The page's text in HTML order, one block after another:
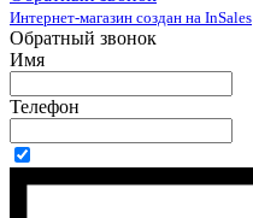
Интернет-магазин создан на InSales
Обратный звонок
Имя
Телефон